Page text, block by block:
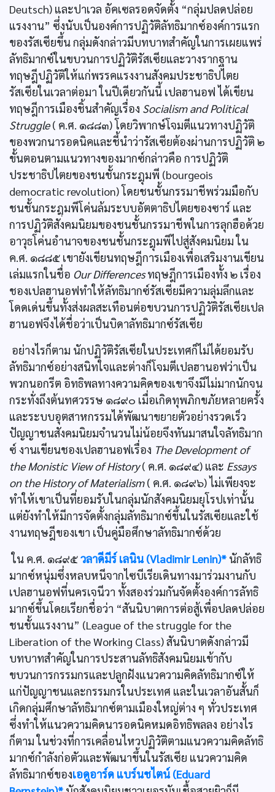
Deutsch) และปาเวล อัคเซลรอดจัดตั้ง “กลุ่มปลดปล่อย
แรงงาน” ซึ่งนับเป็นองค์การปฏิวัติลัทธิมากซ์องค์การแรก
ของรัสเซียขึ้น กลุ่มดังกล่าวมีบทบาทสำคัญในการเผยแพร่
ลัทธิมากซ์ในขบวนการปฏิวัติรัสเซียและวางรากฐาน
ทฤษฎีปฏิวัติให้แก่พรรคแรงงานสังคมประชาธิปไตย
รัสเซียในเวลาต่อมา ในปีเดียวกันนี้ เปลฮานอฟ ได้เขียน
ทฤษฎีการเมืองชิ้นสำคัญเรื่อง Socialism and Political
Struggle( ค.ศ. ๑๘๘๓) โดยวิพากษ์โจมตีแนวทางปฏิวัติ
ของพวกนารอดนิคและชี้นำว่ารัสเซียต้องผ่านการปฏิวัติ ๒
ขั้นตอนตามแนวทางของมากซ์กล่าวคือ การปฏิวัติ
ประชาธิปไตยของชนชั้นกระฎุมพี (bourgeois
democratic revolution) โดยชนชั้นกรรมาชีพร่วมมือกับ
ชนชั้นกระฎฺมพีโค่นล้มระบบอัตตาธิปไตยของซาร์ และ
การปฏิวัติสังคมนิยมของชนชั้นกรรมาชีพในการลุกฮือด้วย
อาวุธโค่นอำนาจของชนชั้นกระฎุมพีไปสู่สังคมนิยม ใน
ค.ศ. ๑๘๘๕ เขายังเขียนทฤษฎีการเมืองเพื่อเสริมงานเขียน
เล่มแรกในชื่อ Our Differencesทฤษฎีการเมืองทั้ง ๒ เรื่อง
ชองเปลฮานอฟทำให้ลัทธิมากซ์รัสเซียมีความลุ่มลึกและ
โดดเด่นขึ้นทั้งส่งผลสะเทือนต่อขบวนการปฏิวัติรัสเซียเปล
ฮานอฟจึงได้ชื่อว่าเป็นบิดาลัทธิมากซ์รัสเซีย
อย่างไรก็ตาม นักปฏิวัติรัสเซียในประเทศก็ไม่ได้ยอมรับ
ลัทธิมากซ์อย่างสนิทใจและต่างก็โจมตีเปลฮานอฟว่าเป็น
พวกนอกรีต อิทธิพลทางความคิดของเขาจึงมีไม่มากนักจน
กระทั่งถึงต้นทศวรรษ ๑๘๙๐ เมื่อเกิดทุพภิกขภัยหลายครั้ง
และระบบอุตสาหกรรมได้พัฒนาขยายตัวอย่างรวดเร็ว
ปัญญาชนสังคมนิยมจำนวนไม่น้อยจึงทันมาสนใจลัทธิมาก
ซ์ งานเขียนชองเปลฮานอฟเรื่อง The Development of
the Monistic View of History( ค.ศ. ๑๘๙๔) และ Essays
on the History of Materialism( ค.ศ. ๑๘๙๖) ไม่เพียงจะ
ทำให้เขาเป็นที่ยอมรับในกลุ่มนักสังคมนิยมยุโรปเท่านั้น
แต่ยังทำให้มีการจัดตั้งกลุ่มลัทธิมากซ์ขึ้นในรัสเซียและใช้
งานทฤษฎีของเขา เป็นคู่มือศึกษาลัทธิมากซ์ด้วย
ใน ค.ศ. ๑๘๙๕วลาดีมีร์ เลนิน (Vladimir Lenin)* นักลัทธิ
มากซ์หนุ่มซึ่งหลบหนีจากไซบีเรียเดินทางมาร่วมงานกับ
เปลฮานอฟที่นครเจนีวา ทั้งสองร่วมกันจัดตั้งองค์การลัทธิ
มากซ์ขึ้นโดยเรียกชื่อว่า “สันนิบาตการต่อสู้เพื่อปลดปล่อย
ชนชั้นแรงงาน” (League of the struggle for the
Liberation of the Working Class) สันนิบาตดังกล่าวมี
บทบาทสำคัญในการประสานลัทธิสังคมนิยมเข้ากับ
ขบวนการกรรมกรและปลูกฝังแนวความคิดลัทธิมากซ์ให้
แก่ปัญญาชนและกรรมกรในประเทศ และในเวลาอันสั้นก็
เกิดกลุ่มศึกษาลัทธิมากซ์ตามเมืองใหญ่ต่าง ๆ ทั่วประเทศ
ซึ่งทำให้แนวความคิดนารอดนิคหมดอิทธิพลลง อย่างไร
ก็ตาม ในช่วงที่การเคลื่อนไหวปฏิวัติตามแนวความคิดลัทธิ
มากซ์กำลังก่อตัวและพัฒนาขึ้นในรัสเซีย แนวความคิด
ลัทธิมากซ์ของเอดูอาร์ด แบร์นชไตน์ (Eduard